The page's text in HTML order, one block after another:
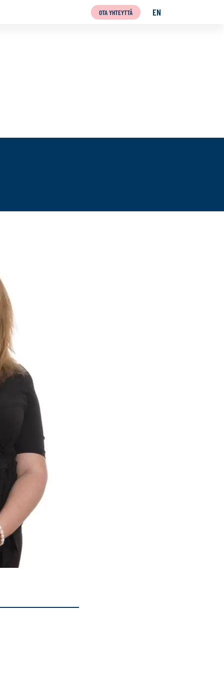
OTA YHTEYTTÄ EN
ENGLISH